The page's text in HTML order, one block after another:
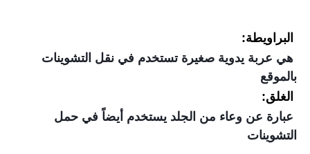
البراويطة:
هي عربة يدوية صغيرة تستخدم في نقل التشوينات
بالموقع
الغلق:
عبارة عن وعاء من الجلد يستخدم أيضاً في حمل
التشوينات